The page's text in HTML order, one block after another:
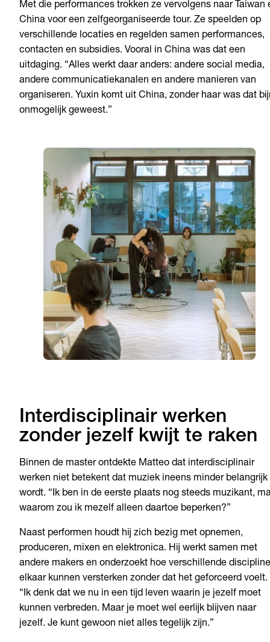
Met die performances trokken ze vervolgens naar Taiwan
China voor een zelfgeorganiseerde tour. Ze speelden op
verschillende locaties en regelden samen performances,
contacten en subsidies. Vooral in China was dat een
uitdaging. “Alles werkt daar anders: andere social media,
andere communicatiekanalen en andere manieren van
organiseren. Yuxin komt uit China, zonder haar was dat
onmogelijk geweest.”
Interdisciplinair werken
zonder jezelf kwijt te raken
Binnen de master ontdekte Matteo dat interdisciplinair
werken niet betekent dat muziek ineens minder belangrijk
wordt. “Ik ben in de eerste plaats nog steeds muzikant,
waarom zou ik mezelf alleen daartoe beperken?”
Naast performen houdt hij zich bezig met opnemen,
produceren, mixen en elektronica. Hij werkt samen met
andere makers en onderzoekt hoe verschillende
elkaar kunnen versterken zonder dat het geforceerd voelt.
“Ik denk dat we nu in een tijd leven waarin je jezelf moet
kunnen verbreden. Maar je moet wel eerlijk blijven naar
jezelf. Je kunt gewoon niet alles tegelijk zijn.”